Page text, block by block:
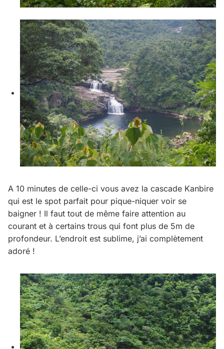
A 10 minutes de celle-ci vous avez la cascade Kanbire
qui est le spot parfait pour pique-niquer voir se
baigner ! Il faut tout de même faire attention au
courant et à certains trous qui font plus de 5m de
profondeur. L’endroit est sublime, j’ai complètement
adoré !